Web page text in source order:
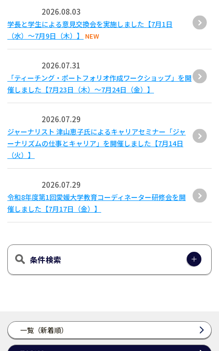
一覧（新着順）
2026.08.03
学長と学生による意見交換会を実施しました【7月1日
（水）～7月9日（木）】
NEW
2026.07.31
「ティーチング・ポートフォリオ作成ワークショップ」を開
催しました【7月23日（木）～7月24日（金）】
2026.07.29
ジャーナリスト 津山恵子氏によるキャリアセミナー「ジャ
ーナリズムの仕事とキャリア」を開催しました【7月14日
（火）】
2026.07.29
令和8年度第1回愛媛大学教育コーディネーター研修会を開
催しました【7月17日（金）】
条件検索